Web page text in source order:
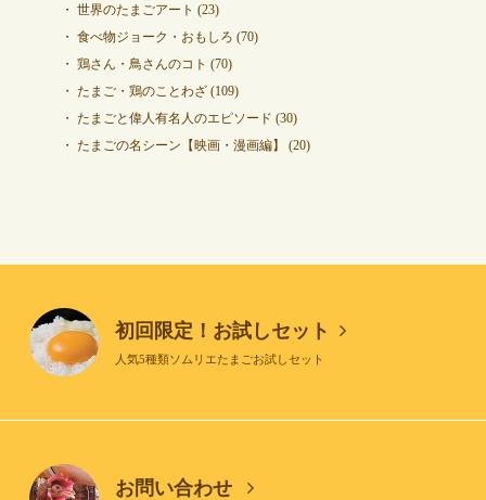
世界のたまごアート (23)
食べ物ジョーク・おもしろ (70)
鶏さん・鳥さんのコト (70)
たまご・鶏のことわざ(109)
たまごと偉人有名人のエピソード (30)
たまごの名シーン【映画・漫画編】
(20)
初回限定！お試しセット
人気5種類ソムリエたまごお試しセット
お問い合わせ